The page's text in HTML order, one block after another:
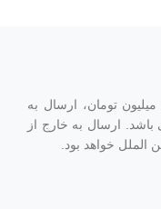
برای خریدهای بیش از ۱/۵ میلیون تومان، ارسال به
باشد. ارسال به خارج از
الملل خواهد بود.